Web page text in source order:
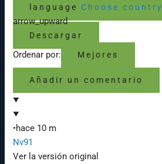
language Choose country
arrow_upward
Descargar
Ordenar por: Mejores
Añadir un comentario
•hace 10 m
Nv91
Ver la versión original